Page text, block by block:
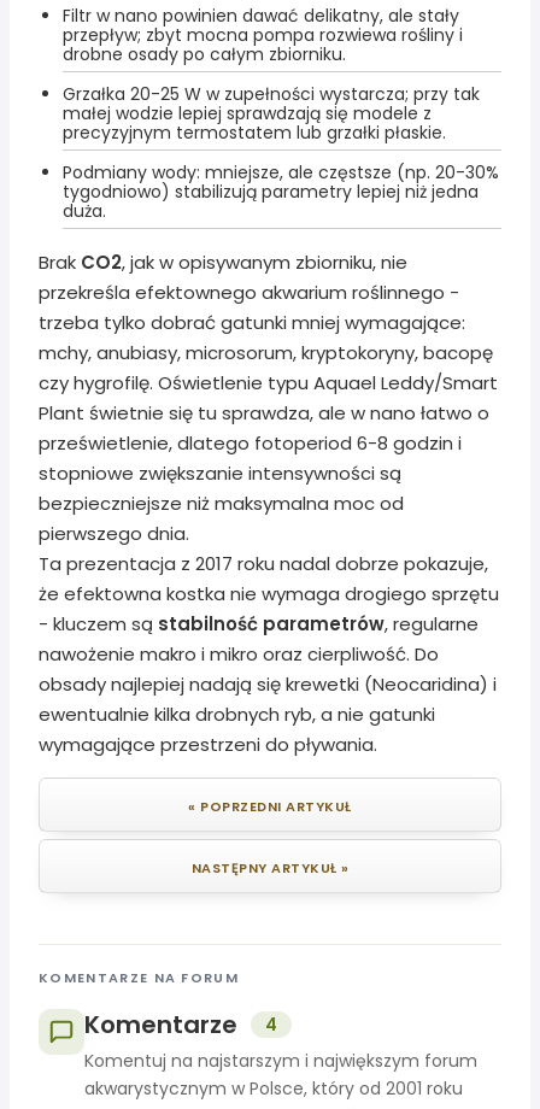
Filtr w nano powinien dawać delikatny, ale stały
przepływ; zbyt mocna pompa rozwiewa rośliny i
drobne osady po całym zbiorniku.
Grzałka 20-25 W w zupełności wystarcza; przy tak
małej wodzie lepiej sprawdzają się modele z
precyzyjnym termostatem lub grzałki płaskie.
Podmiany wody: mniejsze, ale częstsze (np. 20-30%
tygodniowo) stabilizują parametry lepiej niż jedna
duża.
Brak CO2, jak w opisywanym zbiorniku, nie
przekreśla efektownego akwarium roślinnego -
trzeba tylko dobrać gatunki mniej wymagające:
mchy, anubiasy, microsorum, kryptokoryny, bacopę
czy hygrofilę. Oświetlenie typu Aquael Leddy/Smart
Plant świetnie się tu sprawdza, ale w nano łatwo o
prześwietlenie, dlatego fotoperiod 6-8 godzin i
stopniowe zwiększanie intensywności są
bezpieczniejsze niż maksymalna moc od
pierwszego dnia.
Ta prezentacja z 2017 roku nadal dobrze pokazuje,
że efektowna kostka nie wymaga drogiego sprzętu
- kluczem są stabilność parametrów, regularne
nawożenie makro i mikro oraz cierpliwość. Do
obsady najlepiej nadają się krewetki (Neocaridina) i
ewentualnie kilka drobnych ryb, a nie gatunki
wymagające przestrzeni do pływania.
« POPRZEDNI ARTYKUŁ
NASTĘPNY ARTYKUŁ »
KOMENTARZE NA FORUM
Komentarze
4
Komentuj na najstarszym i największym forum
akwarystycznym w Polsce, który od 2001 roku